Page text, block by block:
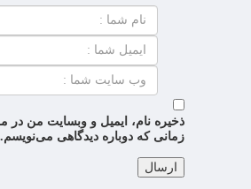
ذخیره نام، ایمیل و وبسایت من در
زمانی که دوباره دیدگاهی می‌نویسم.